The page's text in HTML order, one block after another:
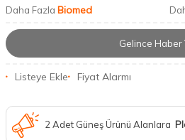
Daha Fazla Biomed
Gelince Haber
Listeye Ekle Fiyat Alarmı
2 Adet Güneş Ürünü Alanlara